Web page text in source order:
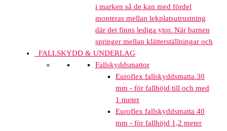
i marken så de kan med fördel
monteras mellan lekplatsutrustning
där det finns lediga ytor. När barnen
springer mellan klätterställningar och
FALLSKYDD & UNDERLAG
Fallskyddsmattor
Euroflex fallskyddsmatta 30
mm - för fallhöjd till och med
1 meter
Euroflex fallskyddsmatta 40
mm - för fallhöjd 1,2 meter